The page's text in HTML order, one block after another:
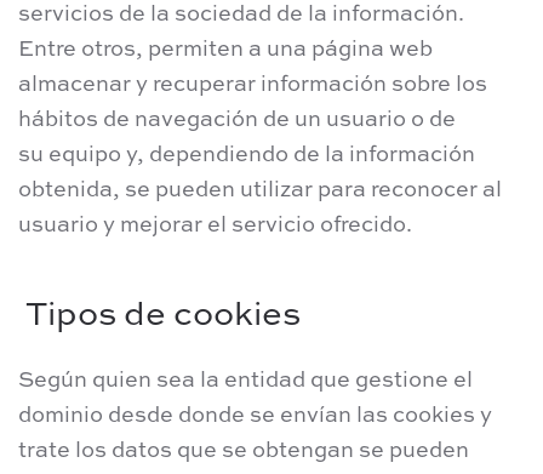
servicios de la sociedad de la información.
Entre otros, permiten a una página web
almacenar y recuperar información sobre los
hábitos de navegación de un usuario o de
su equipo y, dependiendo de la información
obtenida, se pueden utilizar para reconocer al
usuario y mejorar el servicio ofrecido.
Tipos de cookies
Según quien sea la entidad que gestione el
dominio desde donde se envían las cookies y
trate los datos que se obtengan se pueden